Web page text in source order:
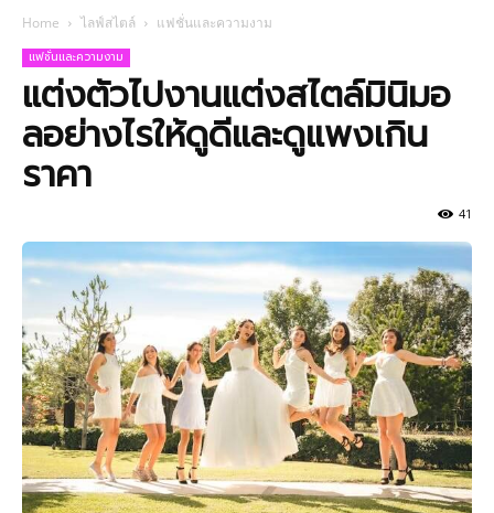
Home ไลฟ์สไตล์ แฟชั่นและความงาม
แฟชั่นและความงาม
แต่งตัวไปงานแต่งสไตล์มินิมอ
ลอย่างไรให้ดูดีและดูแพงเกิน
ราคา
41